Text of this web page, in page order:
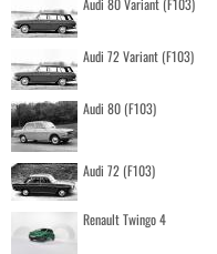
Audi 72 Variant (F103)
Audi 80 (F103)
Audi 72 (F103)
Renault Twingo 4